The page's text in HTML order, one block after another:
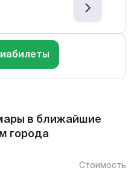
в ближайшие
города
Стоимость